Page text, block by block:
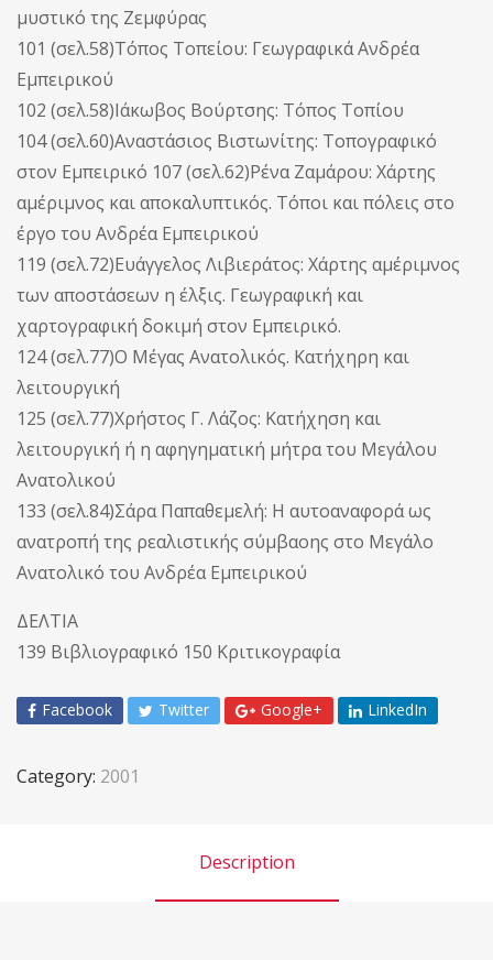
μυστικό της Ζεμφύρας
101 (σελ.58)Τόπος Τοπείου: Γεωγραφικά Ανδρέα
Εμπειρικού
102 (σελ.58)Ιάκωβος Βούρτσης: Τόπος Τοπίου
104 (σελ.60)Αναστάσιος Βιστωνίτης: Τοπογραφικό
στον Εμπειρικό 107 (σελ.62)Ρένα Ζαμάρου: Χάρτης
αμέριμνος και αποκαλυπτικός. Τόποι και πόλεις στο
έργο του Ανδρέα Εμπειρικού
119 (σελ.72)Ευάγγελος Λιβιεράτος: Χάρτης αμέριμνος
των αποστάσεων η έλξις. Γεωγραφική και
χαρτογραφική δοκιμή στον Εμπειρικό.
124 (σελ.77)Ο Μέγας Ανατολικός. Κατήχηρη και
λειτουργική
125 (σελ.77)Χρήστος Γ. Λάζος: Κατήχηση και
λειτουργική ή η αφηγηματική μήτρα του Μεγάλου
Ανατολικού
133 (σελ.84)Σάρα Παπαθεμελή: Η αυτοαναφορά ως
ανατροπή της ρεαλιστικής σύμβαοης στο Μεγάλο
Ανατολικό του Ανδρέα Εμπειρικού
ΔΕΛΤΙΑ
139 Βιβλιογραφικό 150 Κριτικογραφία
Facebook Twitter Google+ LinkedIn
Category: 2001
Description